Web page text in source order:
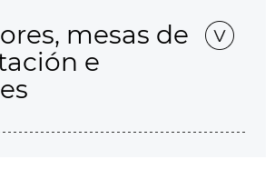
mesas de
e